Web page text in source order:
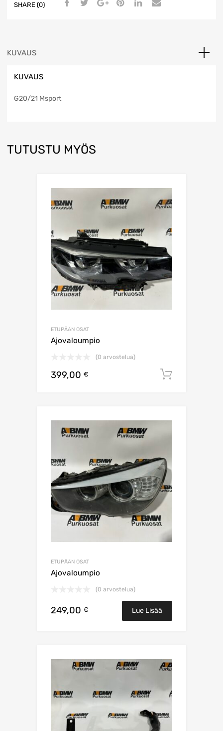
SHARE (0)
KUVAUS
KUVAUS
G20/21 Msport
TUTUSTU MYÖS
ETUPÄÄN OSAT
Ajovaloumpio
(0 arvostelua)
399,00 €
ETUPÄÄN OSAT
Ajovaloumpio
(0 arvostelua)
249,00 € Lue Lisää